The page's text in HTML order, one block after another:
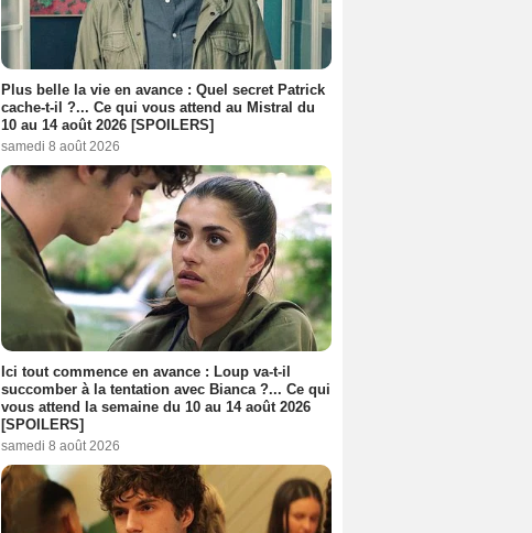
Plus belle la vie en avance : Quel secret Patrick
cache-t-il ?... Ce qui vous attend au Mistral du
10 au 14 août 2026 [SPOILERS]
samedi 8 août 2026
Ici tout commence en avance : Loup va-t-il
succomber à la tentation avec Bianca ?... Ce qui
vous attend la semaine du 10 au 14 août 2026
[SPOILERS]
samedi 8 août 2026